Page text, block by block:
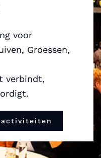
voor
Groessen,
verbindt,